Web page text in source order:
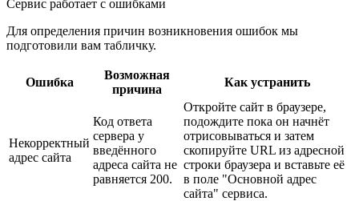
Сервис работает с ошибками
Для определения причин возникновения ошибок мы
подготовили вам табличку.
Ошибка
Возможная
причина
Как устранить
Некорректный
адрес сайта
Код ответа
сервера у
введённого
адреса сайта не
равняется 200.
Откройте сайт в браузере,
подождите пока он начнёт
отрисовываться и затем
скопируйте URL из адресной
строки браузера и вставьте её
в поле "Основной адрес
сайта" сервиса.